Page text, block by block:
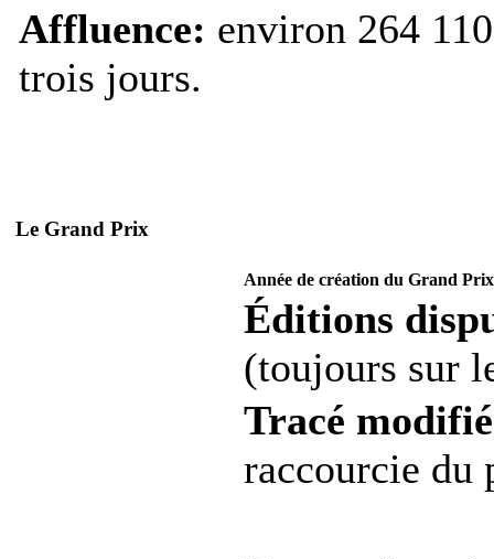
Affluence: environ 264
trois jours.
Le Grand Prix
Année de création du Grand
Éditions
(toujours sur
Tracé modifié
raccourcie du